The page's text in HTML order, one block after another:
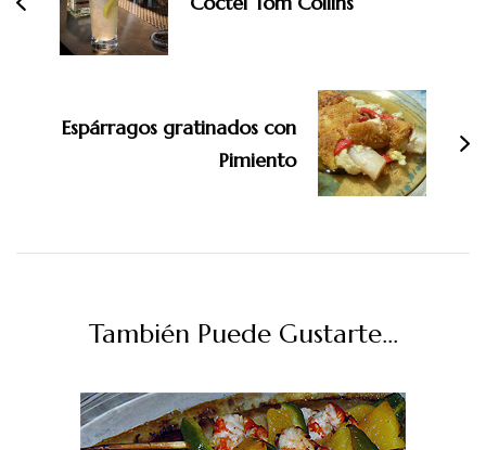
Espárragos gratinados con
Pimiento
También Puede Gustarte...